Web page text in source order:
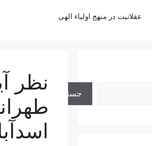
عقلانیت در منهج اولیاء الهی
نظر
جستجو